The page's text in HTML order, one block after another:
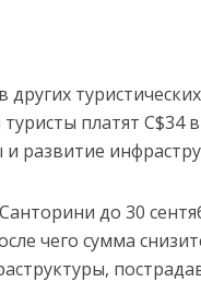
платят C$34
развитие
до 30
чего сумма